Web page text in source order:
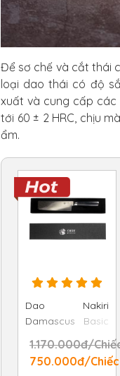
Để sơ chế và cắt thái
loại dao thái có độ
xuất và cung cấp các
tới 60 ± 2 HRC, chịu
ẩm.
Dao Nakiri
Damascus Basic
- Chef Studio
17.3cm
1.170.000đ/
750.000đ/Chiếc